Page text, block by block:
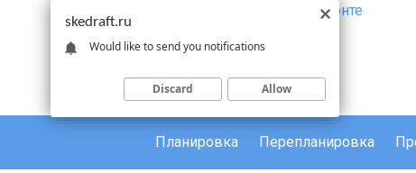
Планировка Перепланировка
skedraft.ru
Would like to send you notifications
Discard Allow